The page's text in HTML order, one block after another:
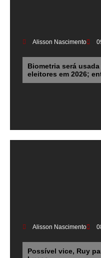
Alisson Nascimento
Biometria será
eleitores em 2026;
Alisson Nascimento
Possível vice, Ruy